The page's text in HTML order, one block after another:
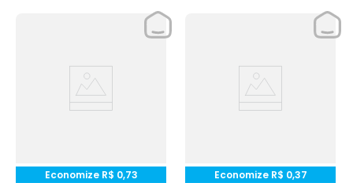
Economize R$ 0,73 Economize R$ 0,37